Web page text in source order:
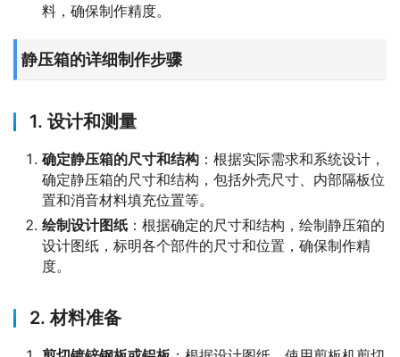
料，确保制作精度。
静压箱的详细制作步骤
1. 设计和测量
确定静压箱的尺寸和结构 ：根据实际需求和系统设计，
确定静压箱的尺寸和结构，包括外壳尺寸、内部隔板位
置和消音材料填充位置等。
绘制设计图纸 ：根据确定的尺寸和结构，绘制静压箱的
设计图纸，标明各个部件的尺寸和位置，确保制作精
度。
2. 材料准备